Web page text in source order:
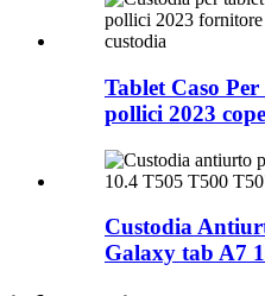
Tablet Caso
pollici 2023
Custodia
Galaxy tab A7